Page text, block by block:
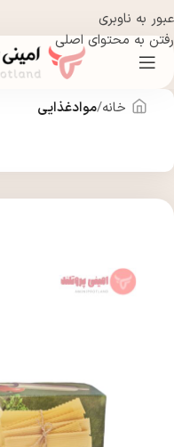
عبور به ناوبری
رفتن به محتوای اصلی
خانه موادغذایی